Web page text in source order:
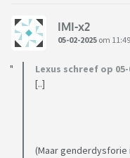
IMI-x2
05-02-2025 om 11:49
Lexus schreef op 05-
[..]
(Maar